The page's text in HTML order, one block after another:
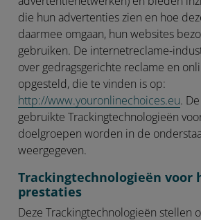
die hun advertenties zien en hoe
daarmee omgaan, hun websites
gebruiken. De internetreclame-
over gedragsgerichte reclame en
opgesteld, die te vinden is op:
http://www.youronlinechoices.eu.
gebruikte Trackingtechnologieën
doelgroepen worden in de
weergegeven.
Trackingtechnologieën voor
prestaties
Deze Trackingtechnologieën stellen